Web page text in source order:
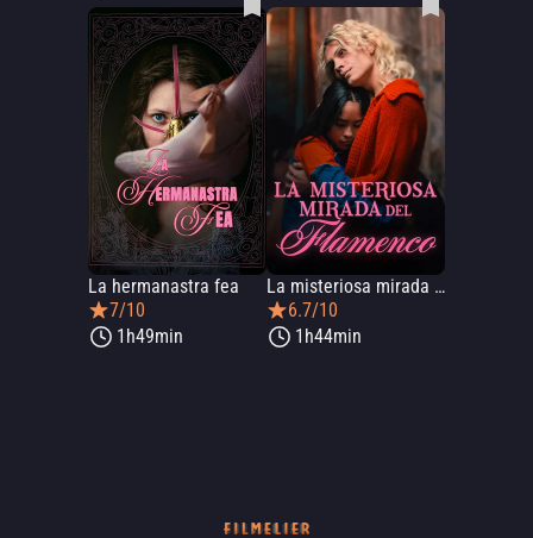
La hermanastra fea
7/10
1h49min
La misteriosa mirada del flamenco
6.7/10
1h44min